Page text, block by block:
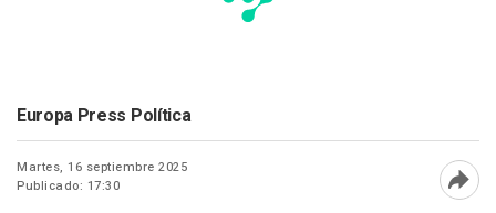
Europa Press Política
Martes, 16 septiembre 2025
Publicado: 17:30